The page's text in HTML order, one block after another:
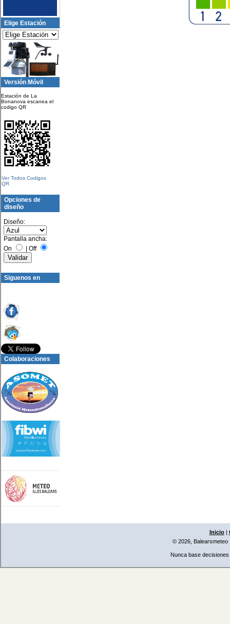
Elige Estación
Versión Móvil
Estación de La
Bonanova escanea el
codigo QR
Ver Todos Codigos
QR
Opciones de
diseño
Diseño:
Pantalla ancha:
On
| Off
Siguenos en
Colaboraciones
Inicio|
© 2026, Balearsmeteo
Nunca base